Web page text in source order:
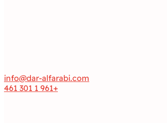
info@dar-alfarabi.com
+961 1 301 461